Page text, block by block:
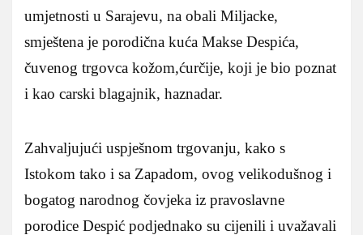
umjetnosti u Sarajevu, na obali Miljacke,
smještena je porodična kuća Makse Despića,
čuvenog trgovca kožom,ćurčije, koji je bio poznat
i kao carski blagajnik, haznadar.
Zahvaljujući uspješnom trgovanju, kako s
Istokom tako i sa Zapadom, ovog velikodušnog i
bogatog narodnog čovjeka iz pravoslavne
porodice Despić podjednako su cijenili i uvažavali